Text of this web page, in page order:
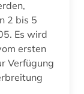
2 bis 5
Es wird
ersten
Verfügung